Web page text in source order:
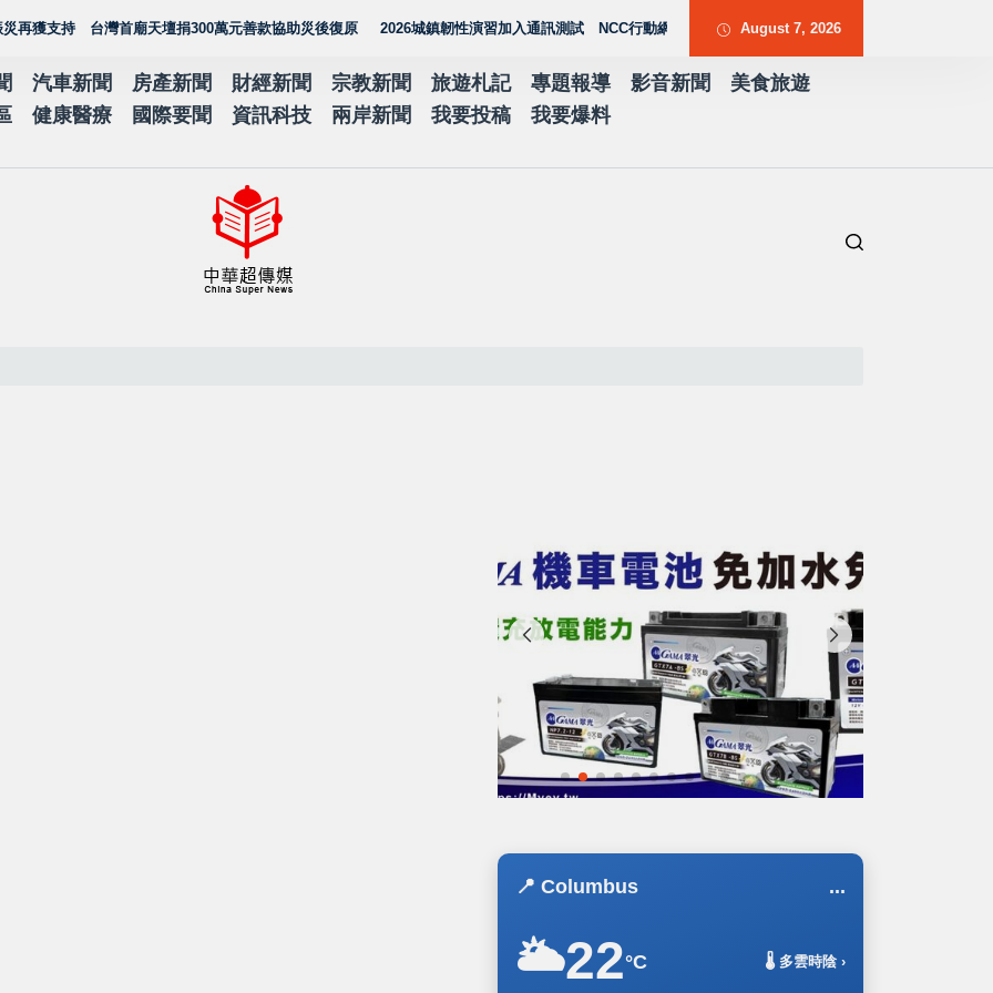
持 台灣首廟天壇捐300萬元善款協助災後復原 2026城鎮韌性演習加入通訊測試 NCC行動網路降速演練驗證國家通訊防護能力
August 7, 2026
汽車新聞 房產新聞 財經新聞 宗教新聞 旅遊札記 專題報導 影音新聞
美食旅遊
健康醫療 國際要聞 資訊科技 兩岸新聞 我要投稿 我要爆料
📍 Columbus ...
🌥️22°C 🌡️ 多雲時陰 ›